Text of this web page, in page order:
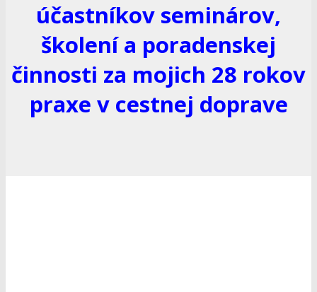
účastníkov seminárov,
školení a poradenskej
činnosti za mojich 28 rokov
praxe v cestnej doprave